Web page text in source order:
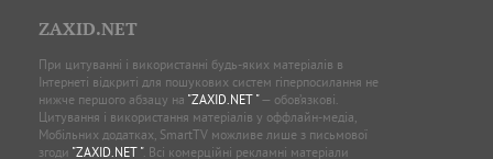
ZAXID.NET
При цитуванні і використанні будь-яких матеріалів в
Інтернеті відкриті для пошукових систем гіперпосилання не
нижче першого абзацу на "ZAXID.NET "— обов’язкові.
Цитування і використання матеріалів у оффлайн-медіа,
Мобільних додатках, SmartTV можливе лише з письмової
згоди "ZAXID.NET ". Всі комерційні рекламні матеріали